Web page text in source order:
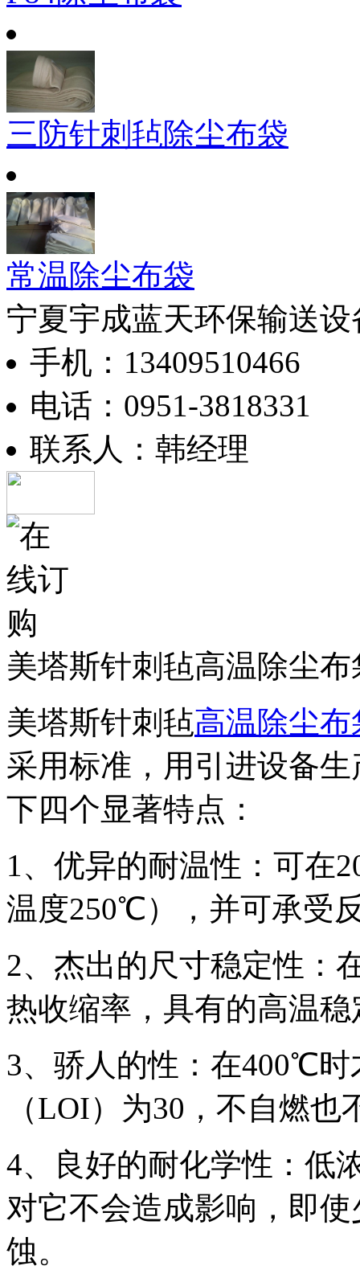
三防针刺毡除尘布袋
常温除尘布袋
宁夏宇成蓝天环保输送
手机：13409510466
电话：0951-3818331
联系人：韩经理
美塔斯针刺毡高温除尘
美塔斯针刺毡高温除尘布
采用标准，用引进设备
下四个显著特点：
1、优异的耐温性：可在
温度250℃），并可承受
2、杰出的尺寸稳定性：
热收缩率，具有的高温稳
3、骄人的性：在400℃
（LOI）为30，不自燃也
4、良好的耐化学性：低
对它不会造成影响，即
蚀。